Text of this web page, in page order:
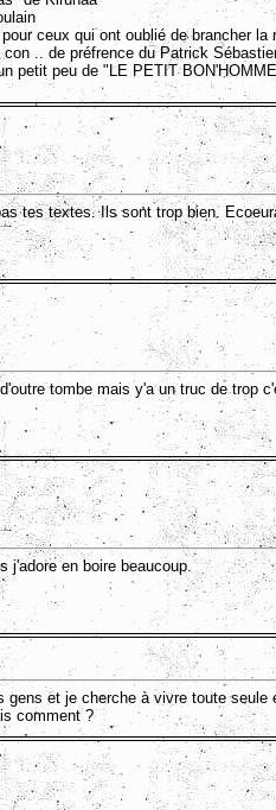
ceux qui ont oublié de brancher la
.. de préfrence du Patrick
petit peu de "LE PETIT
tes textes. Ils sont trop bien.
tombe mais y'a un truc de trop
j'adore en boire beaucoup.
gens et je cherche à vivre toute seule
comment ?